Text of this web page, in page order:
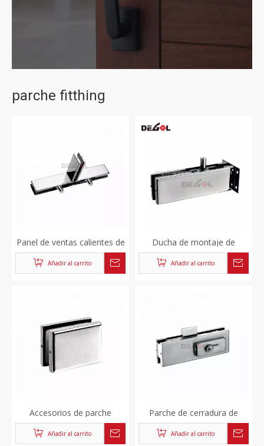
parche fitthing
Panel de ventas calientes de
acero inoxidable de alta
calidad de vidrio parche
Añadir al carrito
Ducha de montaje de
parche de vidrio de ángulo
recto de acero inoxidable de
Añadir al carrito
Accesorios de parche
cuadrado de acero
inoxidable de alta calidad
Añadir al carrito
Parche de cerradura de
puerta de vidrio de acero
inoxidable parche de
Añadir al carrito